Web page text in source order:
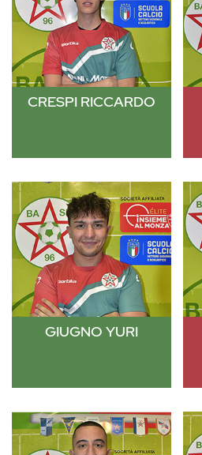
CRESPI RICCARDO
GIUGNO YURI